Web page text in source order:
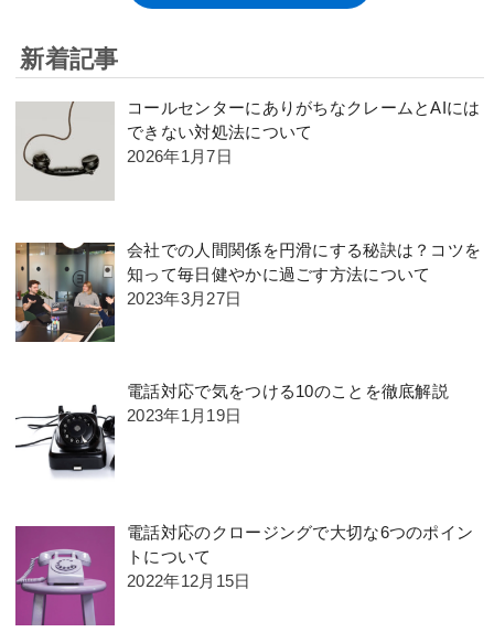
新着記事
コールセンターにありがちなクレームとAIには
できない対処法について
2026年1月7日
会社での人間関係を円滑にする秘訣は？コツを
知って毎日健やかに過ごす方法について
2023年3月27日
電話対応で気をつける10のことを徹底解説
2023年1月19日
電話対応のクロージングで大切な6つのポイン
トについて
2022年12月15日